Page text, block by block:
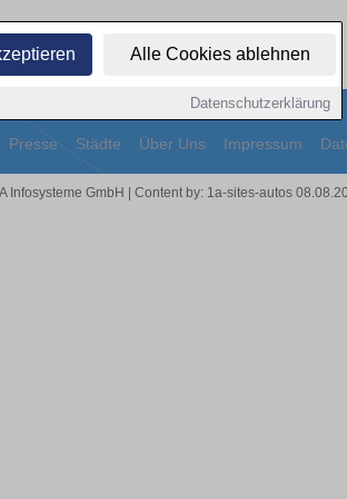
Alle Cookies ablehnen
Datenschutzerklärung
Presse Städte Über Uns Impressum
Infosysteme GmbH | Content by: 1a-sites-autos